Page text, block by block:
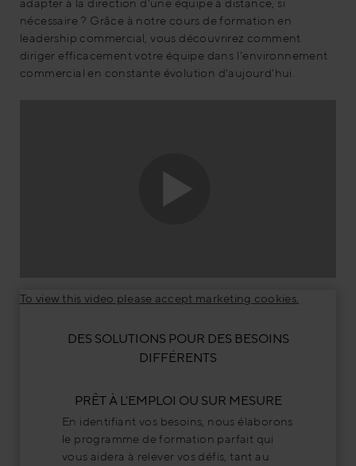
adapter à la direction d'une équipe à distance, si
nécessaire ? Grâce à notre cours de formation en
leadership commercial, vous découvrirez comment
diriger efficacement votre équipe dans l'environnement
commercial en constante évolution d'aujourd'hui.
To view this video please accept marketing cookies.
DES SOLUTIONS POUR DES BESOINS
DIFFÉRENTS
PRÊT À L'EMPLOI OU SUR MESURE
En identifiant vos besoins, nous élaborons
le programme de formation parfait qui
vous aidera à relever vos défis, tant au